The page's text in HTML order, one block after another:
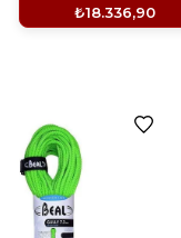
₺18.336,90